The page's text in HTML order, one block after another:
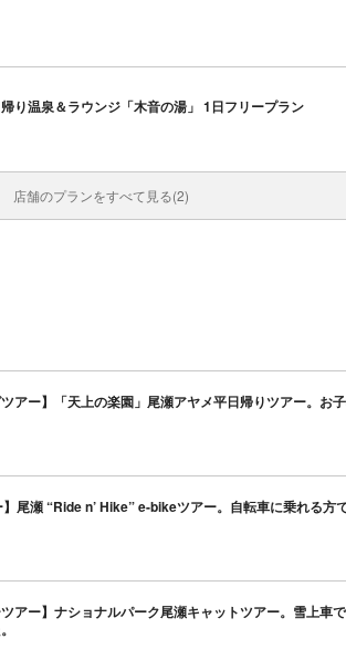
り温泉＆ラウンジ「木音の湯」 1日フリープラン
店舗のプランをすべて見る(2)
アー】「天上の楽園」尾瀬アヤメ平日帰りツアー。お
尾瀬 “Ride n’ Hike” e-bikeツアー。自転車に乗れる方
アー】ナショナルパーク尾瀬キャットツアー。雪上車